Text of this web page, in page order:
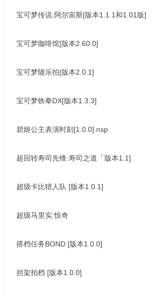
宝可梦传说:阿尔宙斯[版本1.1.1和1.01版]
宝可梦咖啡馆[版本2.60.0]
宝可梦随乐拍[版本2.0.1]
宝可梦铁拳DX[版本1.3.3]
碧姬公主表演时刻[1.0.0].nsp
超回转寿司先锋:寿司之道「版本1.1]
超级卡比猎人队 [版本1.0.1]
超级马里实:惊奇
搭档任务BOND [版本1.0.0]
担架拍档 [版本1.0.0]